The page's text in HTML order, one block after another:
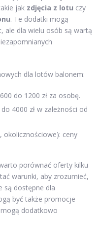
jak zdjęcia z lotu czy
. Te dodatki mogą
ale dla wielu osób są wartą
dla lotów balonem:
do 1200 zł za osobę.
4000 zł w zależności od
okolicznościowe): ceny
porównać oferty kilku
warunki, aby zrozumieć,
są dostępne dla
być także promocje
dodatkowo